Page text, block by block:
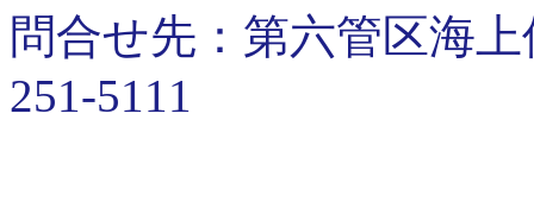
問合せ先：第六管区海
251-5111